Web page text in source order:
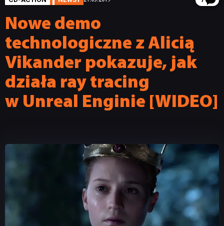
Nowe demo
technologiczne z Alicią
Vikander pokazuje, jak
działa ray tracing
w Unreal Enginie [WIDEO]